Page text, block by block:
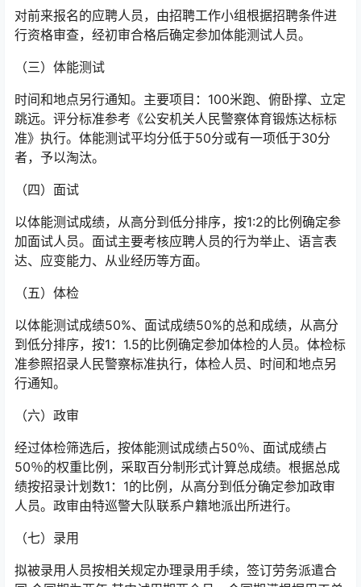
对前来报名的应聘人员，由招聘工作小组根据招聘条件进
行资格审查，经初审合格后确定参加体能测试人员。
（三）体能测试
时间和地点另行通知。主要项目：100米跑、俯卧撑、立定
跳远。评分标准参考《公安机关人民警察体育锻炼达标标
准》执行。体能测试平均分低于50分或有一项低于30分
者，予以淘汰。
（四）面试
以体能测试成绩，从高分到低分排序，按1:2的比例确定参
加面试人员。面试主要考核应聘人员的行为举止、语言表
达、应变能力、从业经历等方面。
（五）体检
以体能测试成绩50%、面试成绩50%的总和成绩，从高分
到低分排序，按1：1.5的比例确定参加体检的人员。体检标
准参照招录人民警察标准执行，体检人员、时间和地点另
行通知。
（六）政审
经过体检筛选后，按体能测试成绩占50％、面试成绩占
50％的权重比例，采取百分制形式计算总成绩。根据总成
绩按招录计划数1：1的比例，从高分到低分确定参加政审
人员。政审由特巡警大队联系户籍地派出所进行。
（七）录用
拟被录用人员按相关规定办理录用手续，签订劳务派遣合